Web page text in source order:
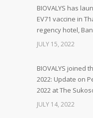
BIOVALYS has
EV71 vaccine in
regency hotel,
JULY 15, 2022
BIOVALYS joined
2022: Update on
2022 at The
JULY 14, 2022